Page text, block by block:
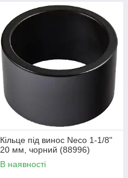
Кільце під винос Neco 1-1/8"
20 мм, чорний (88996)
В наявності